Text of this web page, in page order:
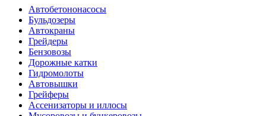
Автобетононасосы
Бульдозеры
Автокраны
Грейдеры
Бензовозы
Дорожные катки
Гидромолоты
Автовышки
Грейферы
Ассенизаторы и иллосы